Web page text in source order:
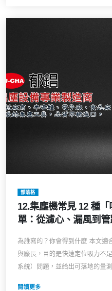
部落格
12.集塵機常見 12 種
單：從濾心、漏風到
足？維修或升級前必
為誰寫的？你會得到什麼 本文適
與廠長，目的是快速定位吸力不
系統）問題，並給出可落地的量
閱讀更多